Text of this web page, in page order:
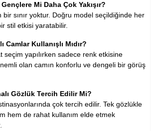
Mi Daha Çok Yakışır?
bir sınır yoktur. Doğru model seçildiğinde her
stil etkisi yaratabilir.
Camlar Kullanışlı Mıdır?
seçim yapılırken sadece renk etkisine
olan camın konforlu ve dengeli bir görüş
Gözlük Tercih Edilir Mi?
çok tercih edilir. Tek gözlükle
hem de rahat kullanım elde etmek